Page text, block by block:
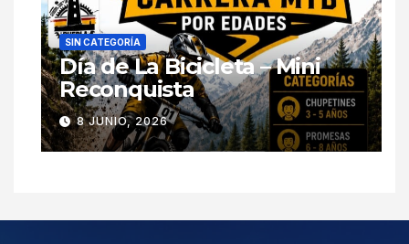
SIN CATEGORÍA
Día de La Bicicleta – Mini
Reconquista
8 JUNIO, 2026